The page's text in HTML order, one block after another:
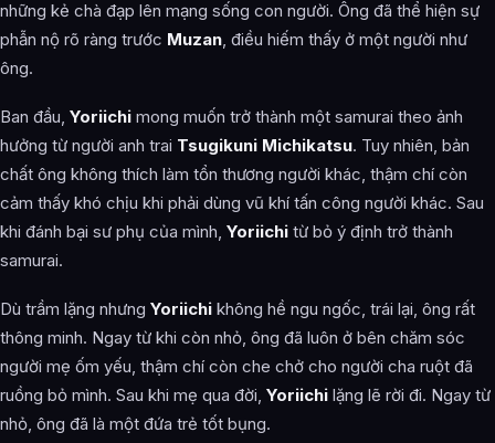
những kẻ chà đạp lên mạng sống con người. Ông đã thể hiện sự
phẫn nộ rõ ràng trước Muzan, điều hiếm thấy ở một người như
ông.
Ban đầu, Yoriichi mong muốn trở thành một samurai theo ảnh
hưởng từ người anh trai Tsugikuni Michikatsu. Tuy nhiên, bản
chất ông không thích làm tổn thương người khác, thậm chí còn
cảm thấy khó chịu khi phải dùng vũ khí tấn công người khác. Sau
khi đánh bại sư phụ của mình, Yoriichi từ bỏ ý định trở thành
samurai.
Dù trầm lặng nhưng Yoriichi không hề ngu ngốc, trái lại, ông rất
thông minh. Ngay từ khi còn nhỏ, ông đã luôn ở bên chăm sóc
người mẹ ốm yếu, thậm chí còn che chở cho người cha ruột đã
ruồng bỏ mình. Sau khi mẹ qua đời, Yoriichi lặng lẽ rời đi. Ngay từ
nhỏ, ông đã là một đứa trẻ tốt bụng.